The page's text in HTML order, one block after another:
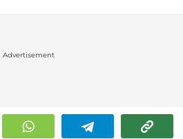
Advertisement